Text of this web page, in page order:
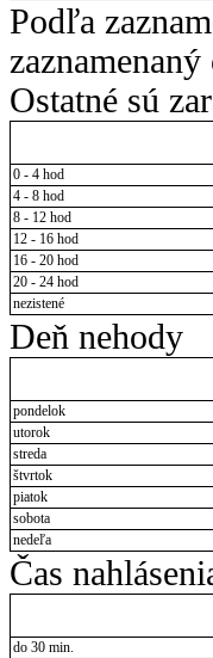
Podľa
Ostatné sú
0 - 4 hod
4 - 8 hod
8 - 12 hod
12 - 16 hod
16 - 20 hod
20 - 24 hod
nezistené
Deň nehody
pondelok
utorok
streda
štvrtok
piatok
sobota
nedeľa
Čas
do 30 min.